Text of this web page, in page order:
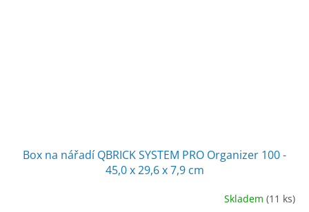
Box na nářadí QBRICK SYSTEM PRO Organizer 100 -
45,0 x 29,6 x 7,9 cm
Skladem (11 ks)